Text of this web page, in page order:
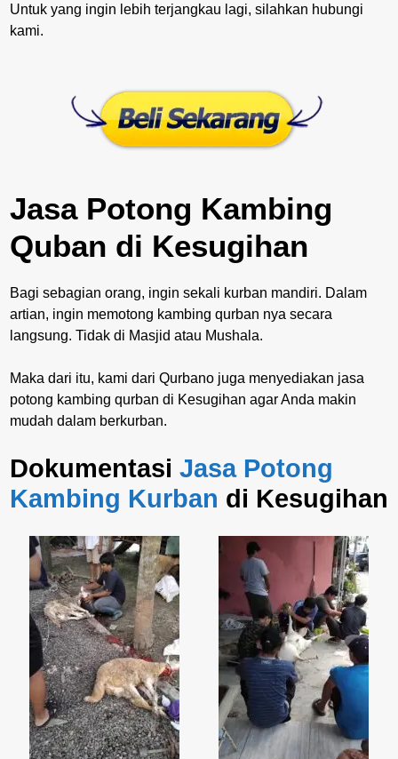
Untuk yang ingin lebih terjangkau lagi, silahkan hubungi
kami.
Jasa Potong Kambing
Quban di Kesugihan
Bagi sebagian orang, ingin sekali kurban mandiri. Dalam
artian, ingin memotong kambing qurban nya secara
langsung. Tidak di Masjid atau Mushala.
Maka dari itu, kami dari Qurbano juga menyediakan jasa
potong kambing qurban di Kesugihan agar Anda makin
mudah dalam berkurban.
Dokumentasi Jasa Potong
Kambing Kurban di Kesugihan